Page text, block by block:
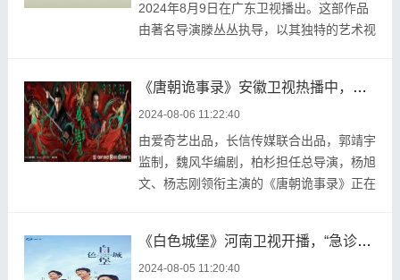
2024年8月9日在广东卫视播出。这部作品
由著名导演滕丛丛执导，以其独特的艺术视
《唐朝诡事录》安徽卫视热播中，穿梭于历史与幻想间的悬疑巨制
2024-08-06 11:22:40
由爱奇艺出品，长信传媒联合出品，郭靖宇
监制，魏风华编剧，柏杉担任总导演，杨旭
文、杨志刚领衔主演的《唐朝诡事录》正在
《白色城堡》河南卫视开播，“急诊四杰”坚守初心
2024-08-05 11:20:40